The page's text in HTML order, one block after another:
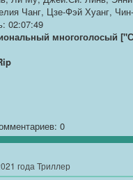
Чанг, Цзе-Фэй Хуанг,
02:07:49
многоголосый
0
года Триллер